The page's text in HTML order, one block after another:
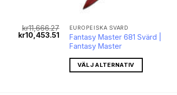
kr11,666.27
Det
ursprungliga
kr10,453.51Det
nuvarande
priset
kr10,453.51.
EUROPEISKA SVÄRD
Fantasy Master 681 Svärd |
Fantasy Master
VÄLJ ALTERNATIV